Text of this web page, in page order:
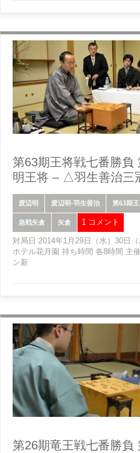
第63期王将戦七番勝
明王将 – △羽生善治三
渡辺明 渡辺明-羽生善治 第63期
急戦矢倉 矢倉 1 コメント
対局日 2014年1月29日（水）30日
ホテル花月園 持ち時間 各8時間 主
ン新
第26期竜王戦七番勝